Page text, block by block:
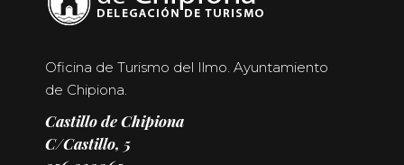
Oficina de Turismo del Ilmo. Ayuntamiento
de Chipiona.
Castillo de Chipiona
C/Castillo, 5